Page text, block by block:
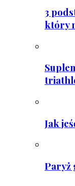
3
który
Jak
Paryż